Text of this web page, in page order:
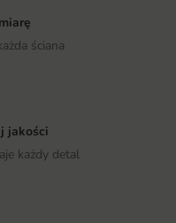
ściana
jakości
każdy detal